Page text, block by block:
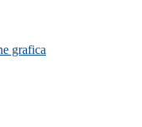
grafica